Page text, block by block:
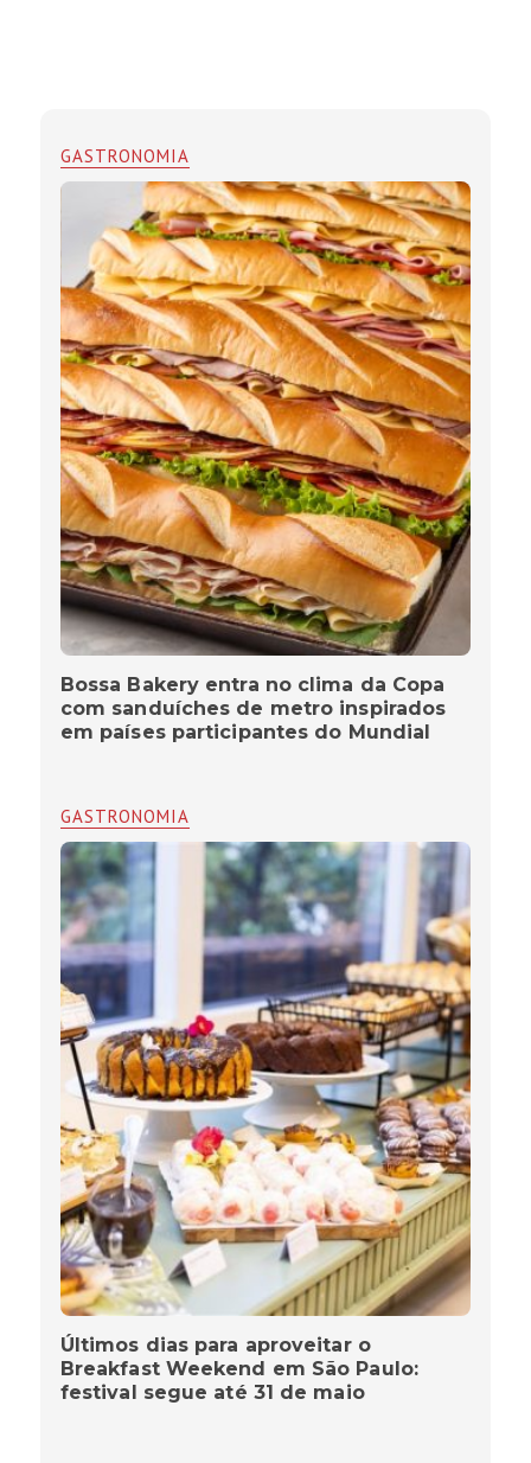
GASTRONOMIA
Bossa Bakery entra no clima da Copa
com sanduíches de metro inspirados
em países participantes do Mundial
GASTRONOMIA
Últimos dias para aproveitar o
Breakfast Weekend em São Paulo:
festival segue até 31 de maio